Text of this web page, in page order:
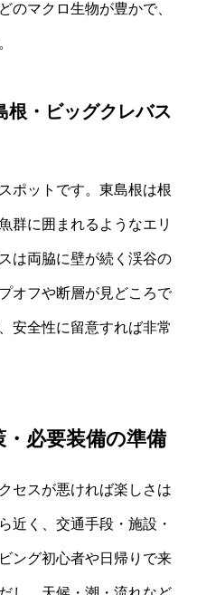
のマクロ生物が豊かで、
根・ビッグクレバス
ポットです。東島根は根
群に囲まれるようなエリ
は両脇に壁が続く渓谷の
オフや断層が見どころで
安全性に留意すれば非常
必要装備の準備
セスが悪ければ楽しさは
近く、交通手段・施設・
ング初心者や日帰りで来